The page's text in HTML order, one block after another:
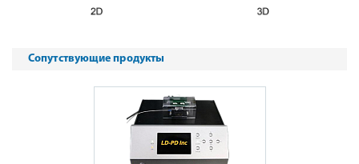
Сопутствующие продукты